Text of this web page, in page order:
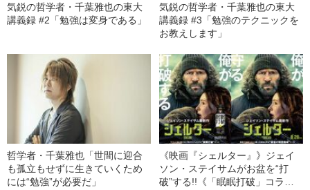
気鋭の哲学者・千葉雅也の東大
講義録 #2「勉強は変身である」
気鋭の哲学者・千葉雅也の東大
講義録 #3「勉強のテクニックを
お教えします」
哲学者・千葉雅也「世間に迎合
も孤立もせずに生きていくため
には“勉強”が必要だ」
《映画『シェルター』》ジェイ
ソン・ステイサムがお盆を“打
破”する!!《「眠眠打破」コラ